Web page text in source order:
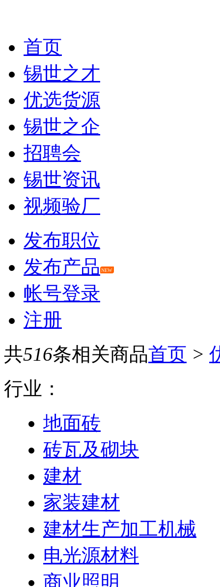
首页
锡世之才
优选货源
锡世之企
招聘会
锡世资讯
视频验厂
发布职位
发布产品 NEW
帐号登录
注册
共516条相关商品首页 >
行业：
地面砖
砖瓦及砌块
建材
家装建材
建材生产加工机械
电光源材料
商业照明